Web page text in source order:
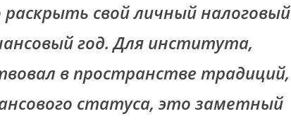
свой личный налоговый
год. Для института,
в пространстве традиций,
статуса, это заметный